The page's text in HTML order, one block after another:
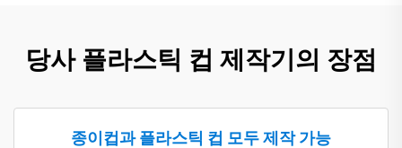
당사 플라스틱 컵 제작기의 장점
종이컵과 플라스틱 컵 모두 제작 가능